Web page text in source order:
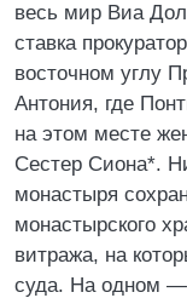
весь мир Виа
ставка
восточном углу
Антония, где
на этом месте
Сестер Сиона*.
монастыря
монастырского
витража, на
суда. На одном —